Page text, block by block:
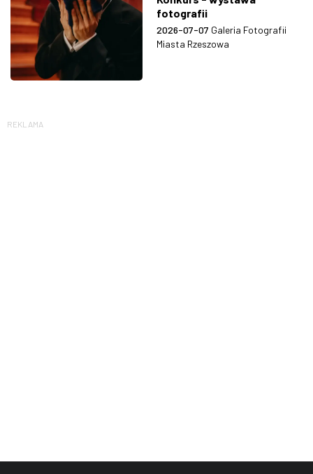
fotografii
2026-07-07 Galeria Fotografii
Miasta Rzeszowa
REKLAMA